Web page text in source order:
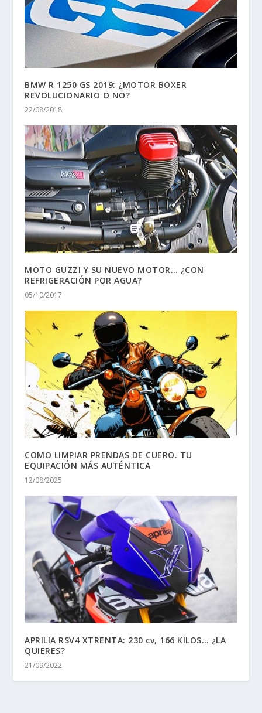
BMW R 1250 GS 2019: ¿MOTOR BOXER
REVOLUCIONARIO O NO?
22/08/2018
MOTO GUZZI Y SU NUEVO MOTOR… ¿CON
REFRIGERACIÓN POR AGUA?
05/10/2017
COMO LIMPIAR PRENDAS DE CUERO. TU
EQUIPACIÓN MÁS AUTÉNTICA
12/08/2025
APRILIA RSV4 XTRENTA: 230 cv, 166 KILOS… ¿LA
QUIERES?
21/09/2022